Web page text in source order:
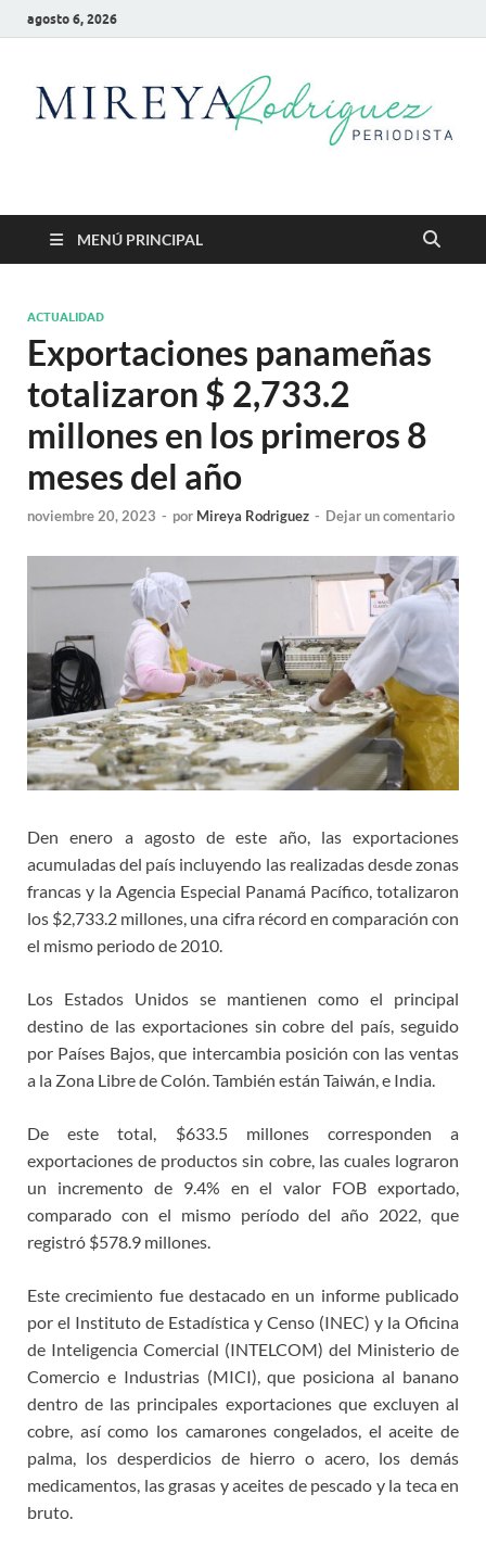
agosto 6, 2026
Mireya Rodriguez
MENÚ PRINCIPAL
ACTUALIDAD
Exportaciones panameñas
totalizaron $ 2,733.2
millones en los primeros 8
meses del año
noviembre 20, 2023 - por Mireya Rodriguez - Dejar un comentario
Den enero a agosto de este año, las exportaciones
acumuladas del país incluyendo las realizadas desde zonas
francas y la Agencia Especial Panamá Pacífico, totalizaron
los $2,733.2 millones, una cifra récord en comparación con
el mismo periodo de 2010.
Los Estados Unidos se mantienen como el principal
destino de las exportaciones sin cobre del país, seguido
por Países Bajos, que intercambia posición con las ventas
a la Zona Libre de Colón. También están Taiwán, e India.
De este total, $633.5 millones corresponden a
exportaciones de productos sin cobre, las cuales lograron
un incremento de 9.4% en el valor FOB exportado,
comparado con el mismo período del año 2022, que
registró $578.9 millones.
Este crecimiento fue destacado en un informe publicado
por el Instituto de Estadística y Censo (INEC) y la Oficina
de Inteligencia Comercial (INTELCOM) del Ministerio de
Comercio e Industrias (MICI), que posiciona al banano
dentro de las principales exportaciones que excluyen al
cobre, así como los camarones congelados, el aceite de
palma, los desperdicios de hierro o acero, los demás
medicamentos, las grasas y aceites de pescado y la teca en
bruto.